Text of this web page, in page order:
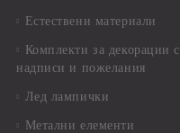
Естествени материали
Комплекти за декорации с
надписи и пожелания
Лед лампички
Метални елементи